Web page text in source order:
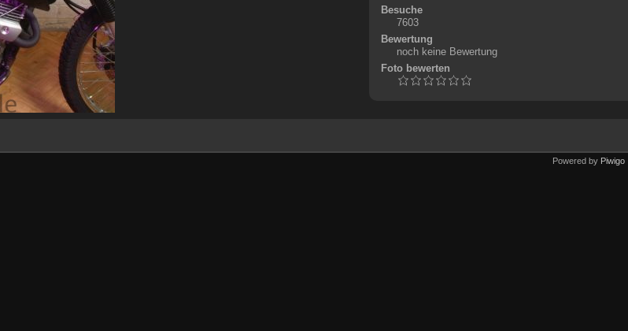
Besuche
7603
Bewertung
noch keine Bewertung
Foto bewerten
Powered by Piwigo